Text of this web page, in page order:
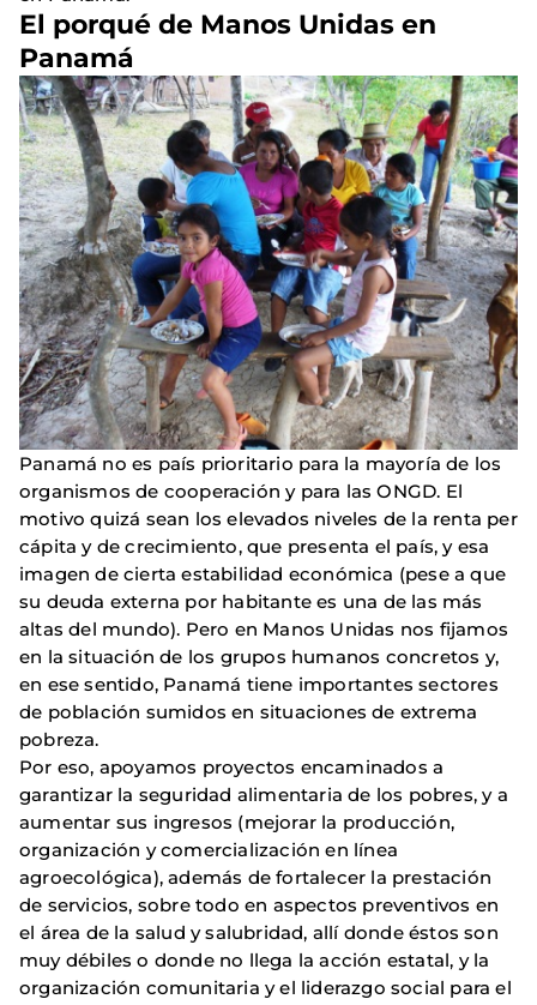
El porqué de Manos Unidas en
Panamá
Panamá no es país prioritario para la mayoría de los
organismos de cooperación y para las ONGD. El
motivo quizá sean los elevados niveles de la renta per
cápita y de crecimiento, que presenta el país, y esa
imagen de cierta estabilidad económica (pese a que
su deuda externa por habitante es una de las más
altas del mundo). Pero en Manos Unidas nos fijamos
en la situación de los grupos humanos concretos y,
en ese sentido, Panamá tiene importantes sectores
de población sumidos en situaciones de extrema
pobreza.
Por eso, apoyamos proyectos encaminados a
garantizar la seguridad alimentaria de los pobres, y a
aumentar sus ingresos (mejorar la producción,
organización y comercialización en línea
agroecológica), además de fortalecer la prestación
de servicios, sobre todo en aspectos preventivos en
el área de la salud y salubridad, allí donde éstos son
muy débiles o donde no llega la acción estatal, y la
organización comunitaria y el liderazgo social para el